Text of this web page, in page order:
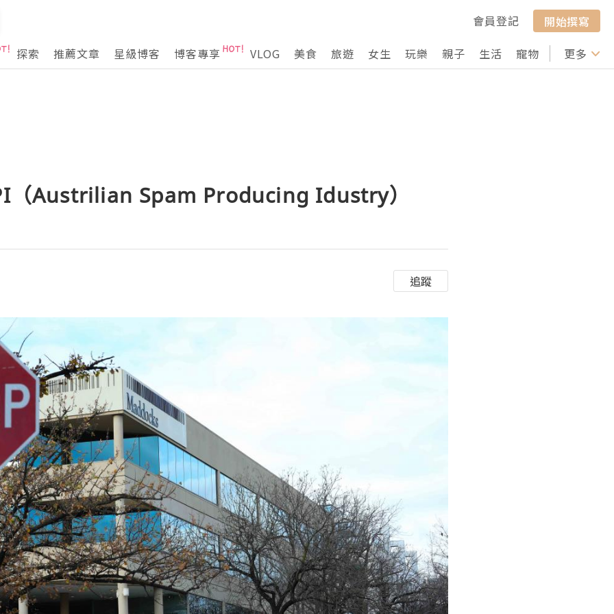
會員登記
開始撰寫
探索
推薦文章 星級博客 博客專享 VLOG 美食 旅遊 女生 玩樂 親子 生活 寵物 行山 打卡
更多
（Austrilian Spam Producing Idustry）
追蹤